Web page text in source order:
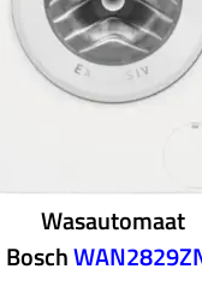
Wasautomaat
Bosch